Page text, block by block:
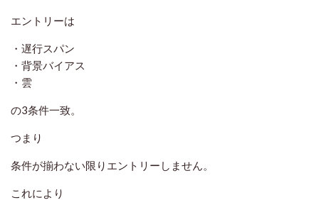
エントリーは
・遅行スパン
・背景バイアス
・雲
の3条件一致。
つまり
条件が揃わない限りエントリーしません。
これにより